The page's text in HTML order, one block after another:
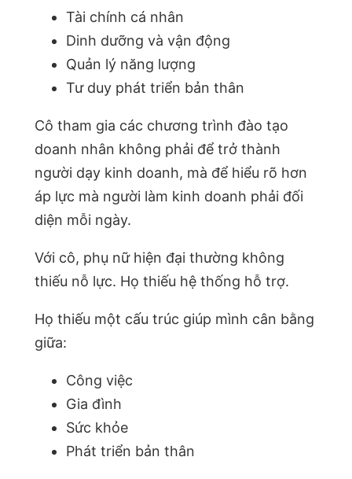
Tài chính cá nhân
Dinh dưỡng và vận động
Quản lý năng lượng
Tư duy phát triển bản thân
Cô tham gia các chương trình đào tạo
doanh nhân không phải để trở thành
người dạy kinh doanh, mà để hiểu rõ hơn
áp lực mà người làm kinh doanh phải đối
diện mỗi ngày.
Với cô, phụ nữ hiện đại thường không
thiếu nỗ lực. Họ thiếu hệ thống hỗ trợ.
Họ thiếu một cấu trúc giúp mình cân bằng
giữa:
Công việc
Gia đình
Sức khỏe
Phát triển bản thân